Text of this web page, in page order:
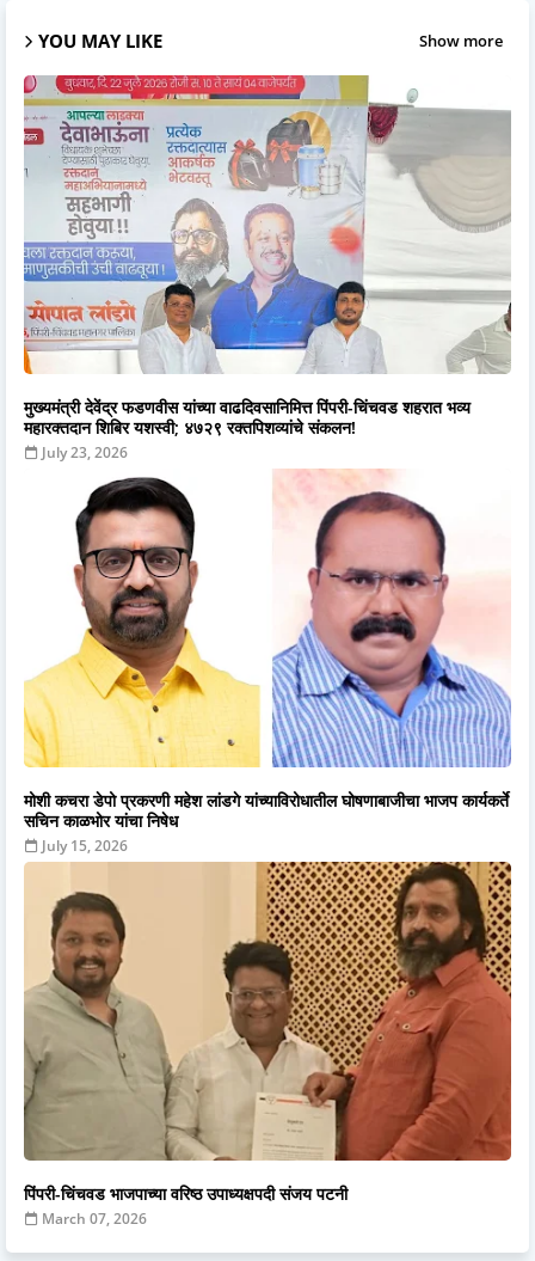
YOU MAY LIKE Show more
मुख्यमंत्री देवेंद्र फडणवीस यांच्या वाढदिवसानिमित्त पिंपरी-चिंचवड शहरात भव्य
महारक्तदान शिबिर यशस्वी; ४७२९ रक्तपिशव्यांचे संकलन!
July 23, 2026
मोशी कचरा डेपो प्रकरणी महेश लांडगे यांच्याविरोधातील घोषणाबाजीचा भाजप कार्यकर्ते
सचिन काळभोर यांचा निषेध
July 15, 2026
पिंपरी-चिंचवड भाजपाच्या वरिष्ठ उपाध्यक्षपदी संजय पटनी
March 07, 2026